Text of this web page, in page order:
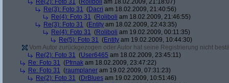
Re(2): Foto 31 ( Roliboli
am 18.02.2009, 21:18:07)
Re(3): Foto 31 (Dacri am 18.02.2009, 21:40:56)
Re(4): Foto 31 (Roliboli am 18.02.2009, 21:46:55)
Re(3): Foto 31 (Entity am 18.02.2009, 22:43:35)
Re(4): Foto 31 (Roliboli am 19.02.2009, 00:11:35)
Re(5): Foto 31 (Entity am 19.02.2009, 10:44:30)
Vom Autor zurückgezogen oder Autor hat seine Registrierung nicht
Re(2): Foto 31 (User6465 am 18.02.2009, 23:45:11)
Re: Foto 31 (Pfrnak am 18.02.2009, 23:47:22)
Re: Foto 31 (raumplaner am 19.02.2009, 07:31:23)
Re(2): Foto 31 (DrBlues am 19.02.2009, 10:51:46)